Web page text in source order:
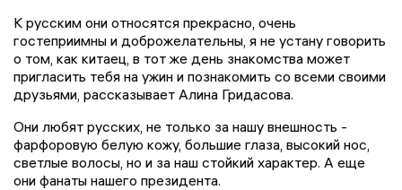
К русским они относятся прекрасно, очень
гостеприимны и доброжелательны, я не устану говорить
о том, как китаец, в тот же день знакомства может
пригласить тебя на ужин и познакомить со всеми своими
друзьями, рассказывает Алина Гридасова.
Они любят русских, не только за нашу внешность -
фарфоровую белую кожу, большие глаза, высокий нос,
светлые волосы, но и за наш стойкий характер. А еще
они фанаты нашего президента.